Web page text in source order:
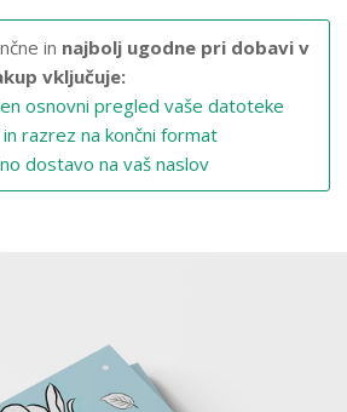
in najbolj ugodne pri dobavi v
vključuje:
osnovni pregled vaše datoteke
razrez na končni format
dostavo na vaš naslov